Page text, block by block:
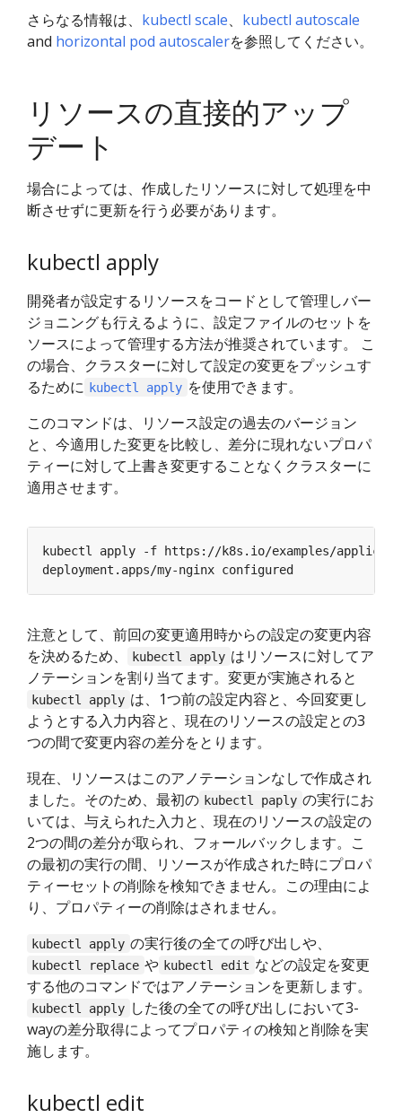
さらなる情報は、 kubectl scale、 kubectl autoscale
and horizontal pod autoscalerを参照してください。
リソースの直接的アップ
デート
場合によっては、作成したリソースに対して処理を中
断させずに更新を行う必要があります。
kubectl apply
開発者が設定するリソースをコードとして管理しバー
ジョニングも行えるように、設定ファイルのセットを
ソースによって管理する方法が推奨されています。 こ
の場合、クラスターに対して設定の変更をプッシュす
るために kubectl apply を使用できます。
このコマンドは、リソース設定の過去のバージョン
と、今適用した変更を比較し、差分に現れないプロパ
ティーに対して上書き変更することなくクラスターに
適用させます。
注意として、前回の変更適用時からの設定の変更内容
を決めるため、
kubectl apply はリソースに対してア
ノテーションを割り当てます。変更が実施されると
kubectl apply は、1つ前の設定内容と、今回変更し
ようとする入力内容と、現在のリソースの設定との3
つの間で変更内容の差分をとります。
現在、リソースはこのアノテーションなしで作成され
ました。そのため、最初の kubectl paply の実行にお
いては、与えられた入力と、現在のリソースの設定の
2つの間の差分が取られ、フォールバックします。こ
の最初の実行の間、リソースが作成された時にプロパ
ティーセットの削除を検知できません。この理由によ
り、プロパティーの削除はされません。
kubectl apply の実行後の全ての呼び出しや、
kubectl replace や kubectl edit などの設定を変更
する他のコマンドではアノテーションを更新します。
kubectl apply した後の全ての呼び出しにおいて3-
wayの差分取得によってプロパティの検知と削除を実
施します。
kubectl edit